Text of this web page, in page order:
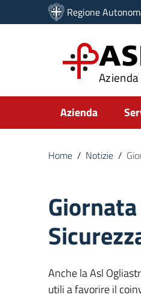
Vai ai contenuti
Vai al menu di
Regione
Submenu
Azienda
Home / Notizie /
Anche la Asl
utili a favorire il